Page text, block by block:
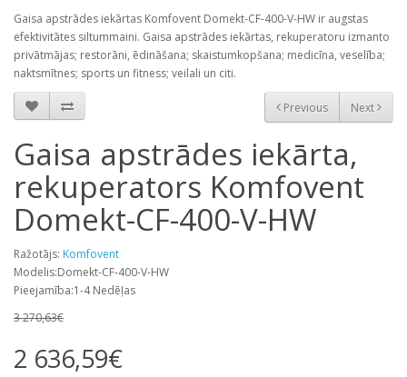
Gaisa apstrādes iekārtas Komfovent Domekt-CF-400-V-HW ir augstas
efektivitātes siltummaini. Gaisa apstrādes iekārtas, rekuperatoru izmanto
privātmājas; restorāni, ēdināšana; skaistumkopšana; medicīna, veselība;
naktsmītnes; sports un fitness; veilali un citi.
Previous Next
Gaisa apstrādes iekārta,
rekuperators Komfovent
Domekt-CF-400-V-HW
Ražotājs: Komfovent
Modelis:Domekt-CF-400-V-HW
Pieejamība:1-4 Nedēļas
3 270,63€
2 636,59€